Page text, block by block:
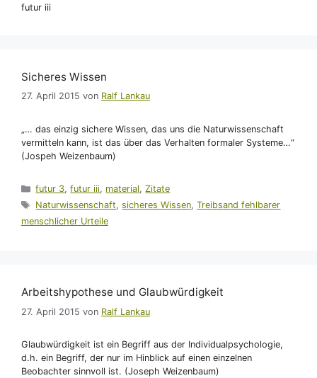
futur iii
Sicheres Wissen
27. April 2015 von Ralf Lankau
„… das einzig sichere Wissen, das uns die Naturwissenschaft
vermitteln kann, ist das über das Verhalten formaler Systeme…“
(Jospeh Weizenbaum)
Kategorien
futur 3,futur iii, material,Zitate
Schlagwörter
Naturwissenschaft,sicheres Wissen,Treibsand fehlbarer
menschlicher Urteile
Arbeitshypothese und Glaubwürdigkeit
27. April 2015 von Ralf Lankau
Glaubwürdigkeit ist ein Begriff aus der Individualpsychologie,
d.h. ein Begriff, der nur im Hinblick auf einen einzelnen
Beobachter sinnvoll ist. (Joseph Weizenbaum)